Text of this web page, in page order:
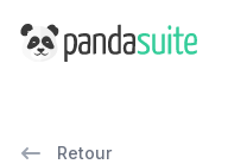
PandaSuite
Retour